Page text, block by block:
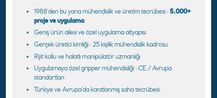
1988’den bu yana mühendislik ve üretim tecrübesi ·5.000+
proje ve uygulama
Geniş ürün ailesi ve özel uygulama altyapısı
Gerçek üretici kimliği · 25 kişilik mühendislik kadrosu
Rijit kollu ve halatlı manipülatör uzmanlığı
Uygulamaya özel gripper mühendisliği · CE / Avrupa
standartları
Türkiye ve Avrupa’da kanıtlanmış saha tecrübesi